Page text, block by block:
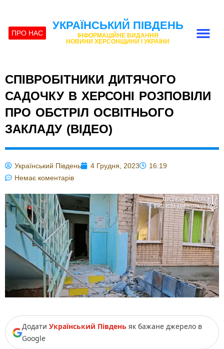
ПРО НАС
УКРАЇНСЬКИЙ ПІВДЕНЬ
ІНФОРМАЦІЙНЕ ВИДАННЯ
НОВИНИ ХЕРСОНЩИНИ І УКРАЇНИ
СПІВРОБІТНИКИ ДИТЯЧОГО
САДОЧКУ В ХЕРСОНІ РОЗПОВІЛИ
ПРО ОБСТРІЛ ОСВІТНЬОГО
ЗАКЛАДУ (ВІДЕО)
Український Південь 4 Грудня, 2023
16:19
Немає коментарів
Додати Український Південь як бажане джерело в
Google